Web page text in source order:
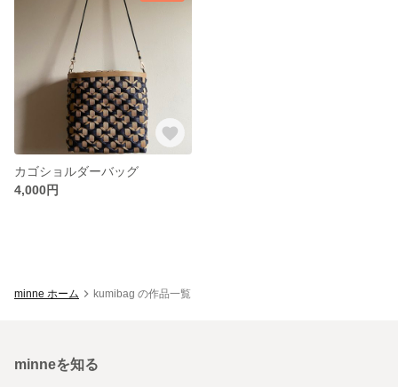
カゴショルダーバッグ
4,000円
minne ホーム kumibag の作品一覧
minneを知る